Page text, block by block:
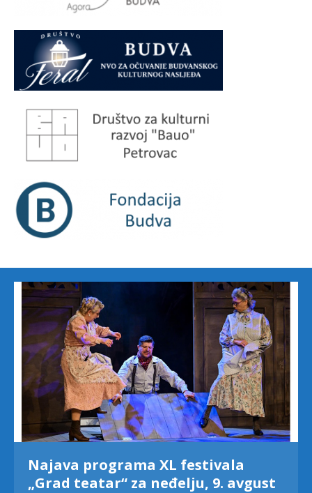
Najava programa XL festivala
„Grad teatar“ za neđelju, 9. avgust